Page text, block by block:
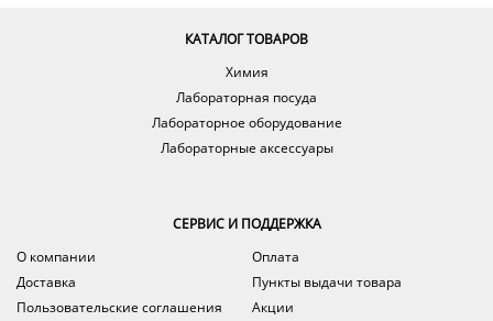
КАТАЛОГ ТОВАРОВ
Химия
Лабораторная посуда
Лабораторное оборудование
Лабораторные аксессуары
СЕРВИС И ПОДДЕРЖКА
О компании
Оплата
Доставка
Пункты выдачи товара
Пользовательские соглашения
Акции